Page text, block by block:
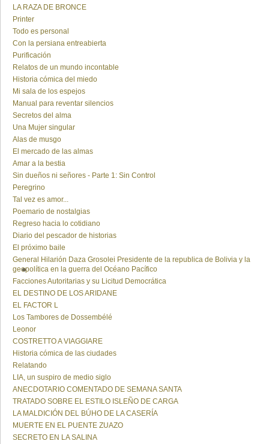
LA RAZA DE BRONCE
Printer
Todo es personal
Con la persiana entreabierta
Purificación
Relatos de un mundo incontable
Historia cómica del miedo
Mi sala de los espejos
Manual para reventar silencios
Secretos del alma
Una Mujer singular
Alas de musgo
El mercado de las almas
Amar a la bestia
Sin dueños ni señores - Parte 1: Sin Control
Peregrino
Tal vez es amor...
Poemario de nostalgias
Regreso hacia lo cotidiano
Diario del pescador de historias
El próximo baile
General Hilarión Daza Grosolei Presidente de la republica de Bolivia y la
geopolítica en la guerra del Océano Pacífico
Facciones Autoritarias y su Licitud Democrática
EL DESTINO DE LOS ARIDANE
EL FACTOR L
Los Tambores de Dossembélé
Leonor
COSTRETTO A VIAGGIARE
Historia cómica de las ciudades
Relatando
LIA, un suspiro de medio siglo
ANECDOTARIO COMENTADO DE SEMANA SANTA
TRATADO SOBRE EL ESTILO ISLEÑO DE CARGA
LA MALDICIÓN DEL BÚHO DE LA CASERÍA
MUERTE EN EL PUENTE ZUAZO
SECRETO EN LA SALINA